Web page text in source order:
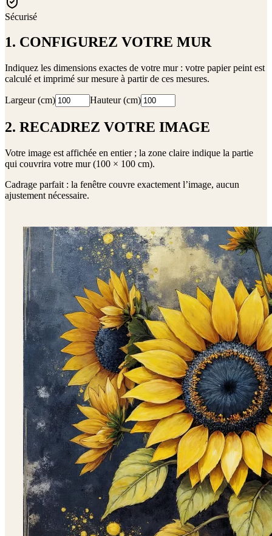
Sécurisé
1. CONFIGUREZ VOTRE MUR
Indiquez les dimensions exactes de votre mur : votre papier peint est
calculé et imprimé sur mesure à partir de ces mesures.
Largeur (cm) Hauteur (cm)
2. RECADREZ VOTRE IMAGE
Votre image est affichée en entier ; la zone claire indique la partie
qui couvrira votre mur (100 × 100 cm).
Cadrage parfait : la fenêtre couvre exactement l’image, aucun
ajustement nécessaire.